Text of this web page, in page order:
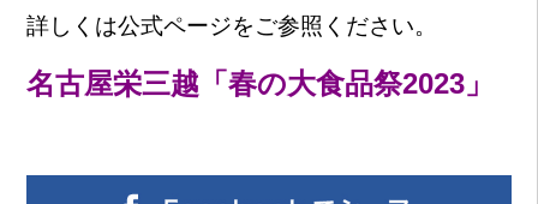
詳しくは公式ページをご参照ください。
名古屋栄三越「春の大食品祭2023」